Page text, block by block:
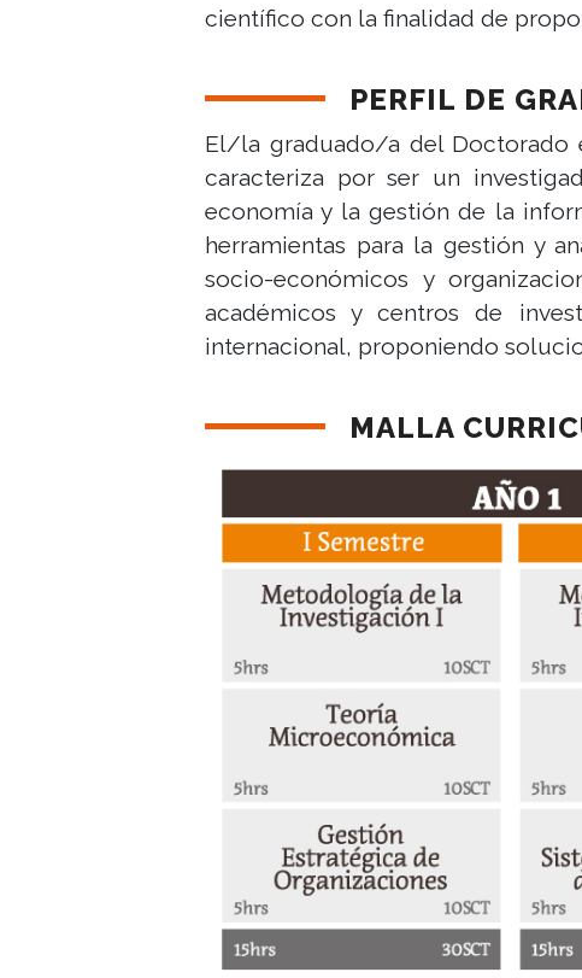
científico con la finalidad de
PERFIL DE
El/la graduado/a del Doctorado
caracteriza por ser un
economía y la gestión de la
herramientas para la gestión y
socio-económicos y
académicos y centros de
internacional, proponiendo
MALLA